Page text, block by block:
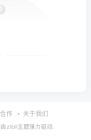
作 关于我们
zibll主题强力驱动.